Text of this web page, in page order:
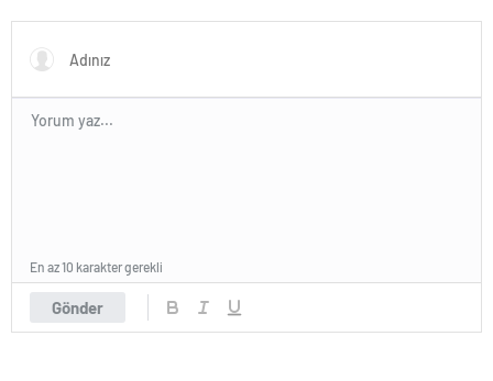
Gönder
En az 10 karakter gerekli